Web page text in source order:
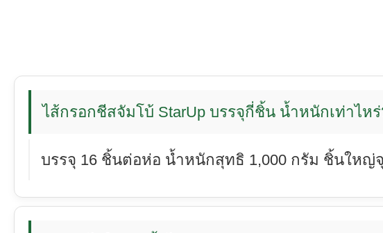
ไส้กรอกชีสจัมโบ้ StarUp บรรจุกี่ชิ้น น้ำหนักเท่าไห
บรรจุ 16 ชิ้นต่อห่อ น้ำหนักสุทธิ 1,000 กรัม ชิ้นใหญ่